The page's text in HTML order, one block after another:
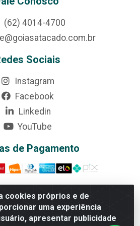
cookies próprios e de
uma experiência
apresentar publicidade
(62) 4014-4700
Sociais
Instagram
Facebook
Linkedin
YouTube
de Pagamento
Universitária, nº 3860, Jardim das
- Anápolis/GO - CEP 75070-415 -